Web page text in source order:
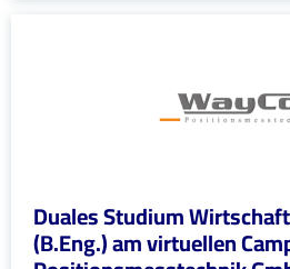
Duales Studium
(B.Eng.) am virtuellen